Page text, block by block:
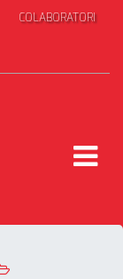
COLABORATORI